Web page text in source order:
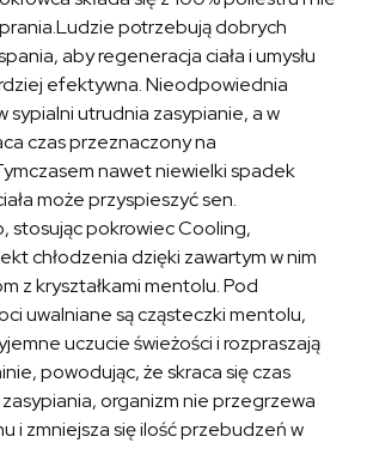
potrzebują dobrych
aby regeneracja ciała i umysłu
efektywna. Nieodpowiednia
sypialni utrudnia zasypianie, a w
czas przeznaczony na
nawet niewielki spadek
może przyspieszyć sen.
stosując pokrowiec Cooling,
chłodzenia dzięki zawartym w nim
z kryształkami mentolu. Pod
uwalniane są cząsteczki mentolu,
uczucie świeżości i rozpraszają
powodując, że skraca się czas
organizm nie przegrzewa
i zmniejsza się ilość przebudzeń w